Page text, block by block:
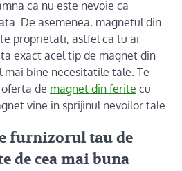
ca nu este nevoie ca
De asemenea, magnetul din
proprietati, astfel ca tu ai
exact acel tip de magnet din
bine necesitatile tale. Te
de magnet din ferite cu
vine in sprijinul nevoilor tale.
furnizorul tau de
de cea mai buna